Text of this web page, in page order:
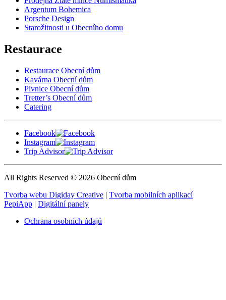
Argentum Bohemica
Porsche Design
Starožitnosti u Obecního domu
Restaurace
Restaurace Obecní dům
Kavárna Obecní dům
Pivnice Obecní dům
Tretter’s Obecní dům
Catering
Facebook
Instagram
Trip Advisor
All Rights Reserved © 2026 Obecní dům
Tvorba webu Digiday Creative | Tvorba mobilních aplikací
PepiApp | Digitální panely
Ochrana osobních údajů